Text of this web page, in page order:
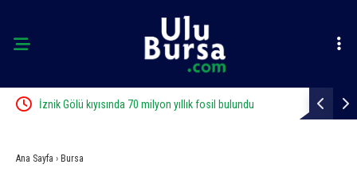
İznik Gölü kıyısında 70 milyon yıllık fosil bulundu Bursa’dan
Ana Sayfa › Bursa